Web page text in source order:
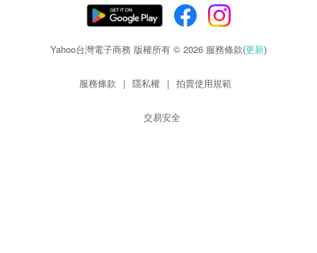
Yahoo台灣電子商務 版權所有 © 2026 服務條款(更新)
服務條款 | 隱私權 | 拍賣使用規範
交易安全